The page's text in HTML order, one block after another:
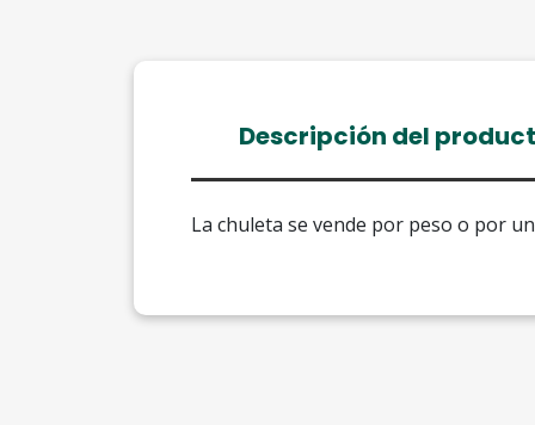
Descripción del
La chuleta se vende por peso o por